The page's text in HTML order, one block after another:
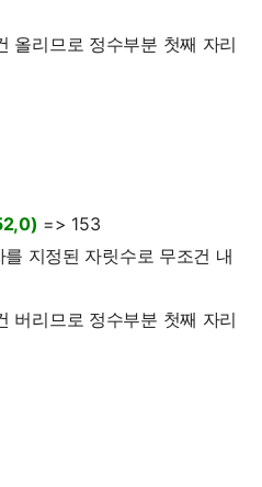
올리므로 정수부분 첫째 자리
=> 153
를 지정된 자릿수로 무조건 내
버리므로 정수부분 첫째 자리